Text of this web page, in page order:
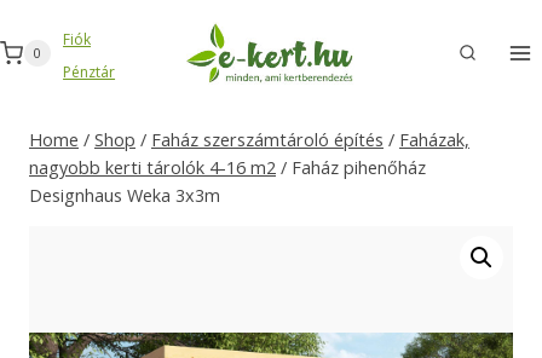
to
content
0
Fiók
Pénztár
Home / Shop / Faház szerszámtároló építés / Faházak,
nagyobb kerti tárolók 4-16 m2 / Faház pihenőház
Designhaus Weka 3x3m